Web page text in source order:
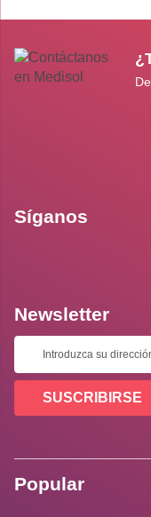
Síganos
Newsletter
SUSCRIBIRSE
Popular